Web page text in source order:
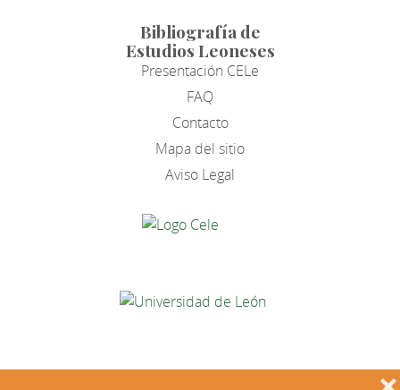
Bibliografía de
Estudios Leoneses
Presentación CELe
FAQ
Contacto
Mapa del sitio
Aviso Legal